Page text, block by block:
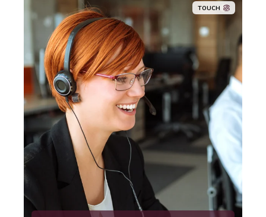
TOUCH
kundservice [at] metria.se
Telefon: 010-121 80 00